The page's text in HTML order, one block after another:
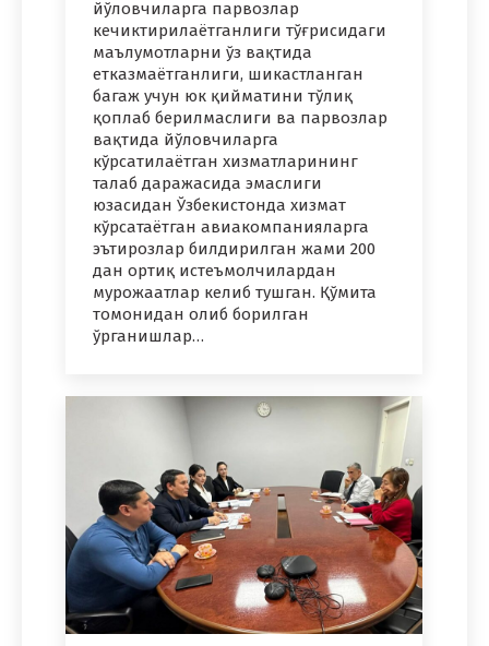
йўловчиларга парвозлар
кечиктирилаётганлиги тўғрисидаги
маълумотларни ўз вақтида
етказмаётганлиги, шикастланган
багаж учун юк қийматини тўлиқ
қоплаб берилмаслиги ва парвозлар
вақтида йўловчиларга
кўрсатилаётган хизматларининг
талаб даражасида эмаслиги
юзасидан Ўзбекистонда хизмат
кўрсатаётган авиакомпанияларга
эътирозлар билдирилган жами 200
дан ортиқ истеъмолчилардан
мурожаатлар келиб тушган. Қўмита
томонидан олиб борилган
ўрганишлар…